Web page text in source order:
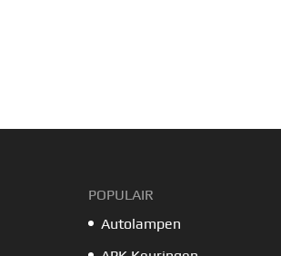
POPULAIR
Autolampen